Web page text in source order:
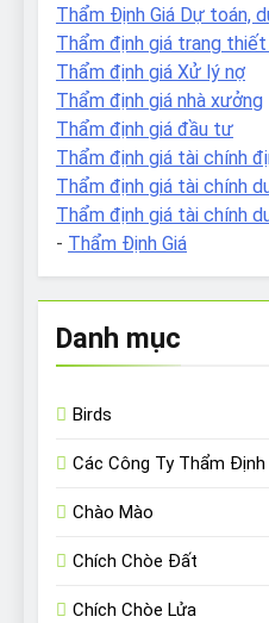
Thẩm Định Giá Dự toán,
Thẩm định giá trang
Thẩm định giá Xử lý nợ
Thẩm định giá nhà xưởng
Thẩm định giá đầu tư
Thẩm định giá tài chính
Thẩm định giá tài chính
Thẩm định giá tài chính
- Thẩm Định Giá
Danh mục
Birds
Các Công Ty Thẩm Định
Chào Mào
Chích Chòe Đất
Chích Chòe Lửa